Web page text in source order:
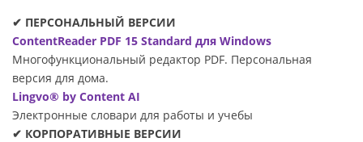
✔ ПЕРСОНАЛЬНЫЙ ВЕРСИИ
ContentReader PDF 15 Standard для Windows
Многофункциональный редактор PDF. Персональная
версия для дома.
Lingvo® by Content AI
Электронные словари для работы и учебы
✔ КОРПОРАТИВНЫЕ ВЕРСИИ